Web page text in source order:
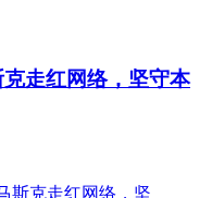
走红网络，坚守本